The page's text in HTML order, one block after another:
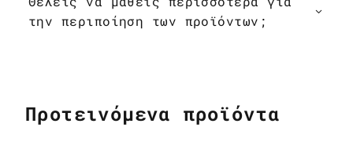
την περιποίηση των προϊόντων;
Προτεινόμενα προϊόντα